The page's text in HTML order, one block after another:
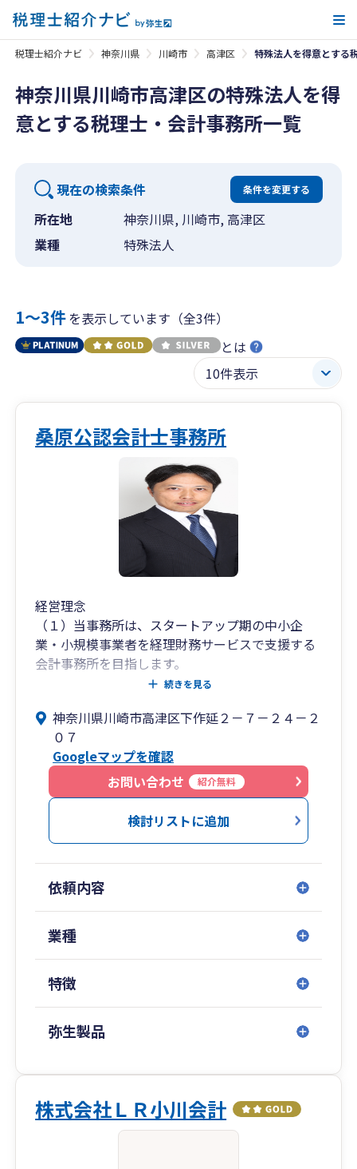
税理士紹介ナビ 神奈川県 川崎市 高津区 特殊法人を得意とする
神奈川県川崎市高津区の特殊法人を得
意とする税理士・会計事務所一覧
現在の検索条件 条件を変更する
所在地
神奈川県, 川崎市, 高津区
業種
特殊法人
1〜3件を表示しています（全3件）
とは
桑原公認会計士事務所
経営理念
（１）当事務所は、スタートアップ期の中小企
業・小規模事業者を経理財務サービスで支援する
会計事務所を目指します。
（２）当事務所は、スタートアップ期の中小企
指します。
（３）当事務所は、経営者とのコミュニケーショ
ンを大切にする会計事務所を目指します。
当事務所の特徴
（１）スタートアップ期の中小企業・小規模事業
者を経理財務サービスで支援する会計事務所
な提案
（４）経営者の良き相談役
続きを見る
神奈川県川崎市高津区下作延２－７－２４－２
０７
Googleマップを確認
お問い合わせ
紹介無料
検討リストに追加
依頼内容
業種
特徴
弥生製品
株式会社ＬＲ小川会計